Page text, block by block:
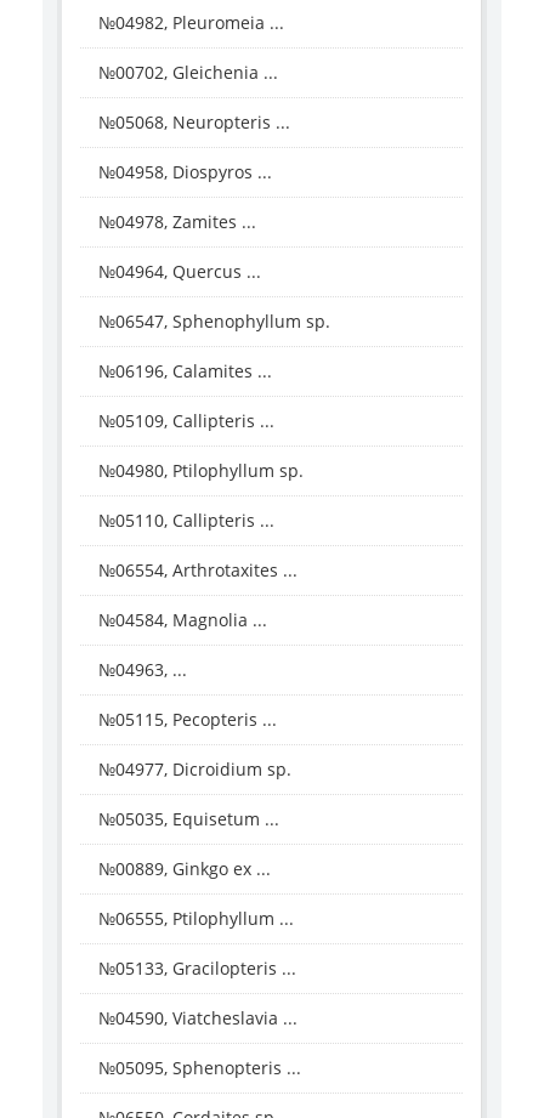
№04982, Pleuromeia ...
№00702, Gleichenia ...
№05068, Neuropteris ...
№04958, Diospyros ...
№04978, Zamites ...
№04964, Quercus ...
№06547, Sphenophyllum sp.
№06196, Calamites ...
№05109, Callipteris ...
№04980, Ptilophyllum sp.
№05110, Callipteris ...
№06554, Arthrotaxites ...
№04584, Magnolia ...
№04963, ...
№05115, Pecopteris ...
№04977, Dicroidium sp.
№05035, Equisetum ...
№00889, Ginkgo ex ...
№06555, Ptilophyllum ...
№05133, Gracilopteris ...
№04590, Viatcheslavia ...
№05095, Sphenopteris ...